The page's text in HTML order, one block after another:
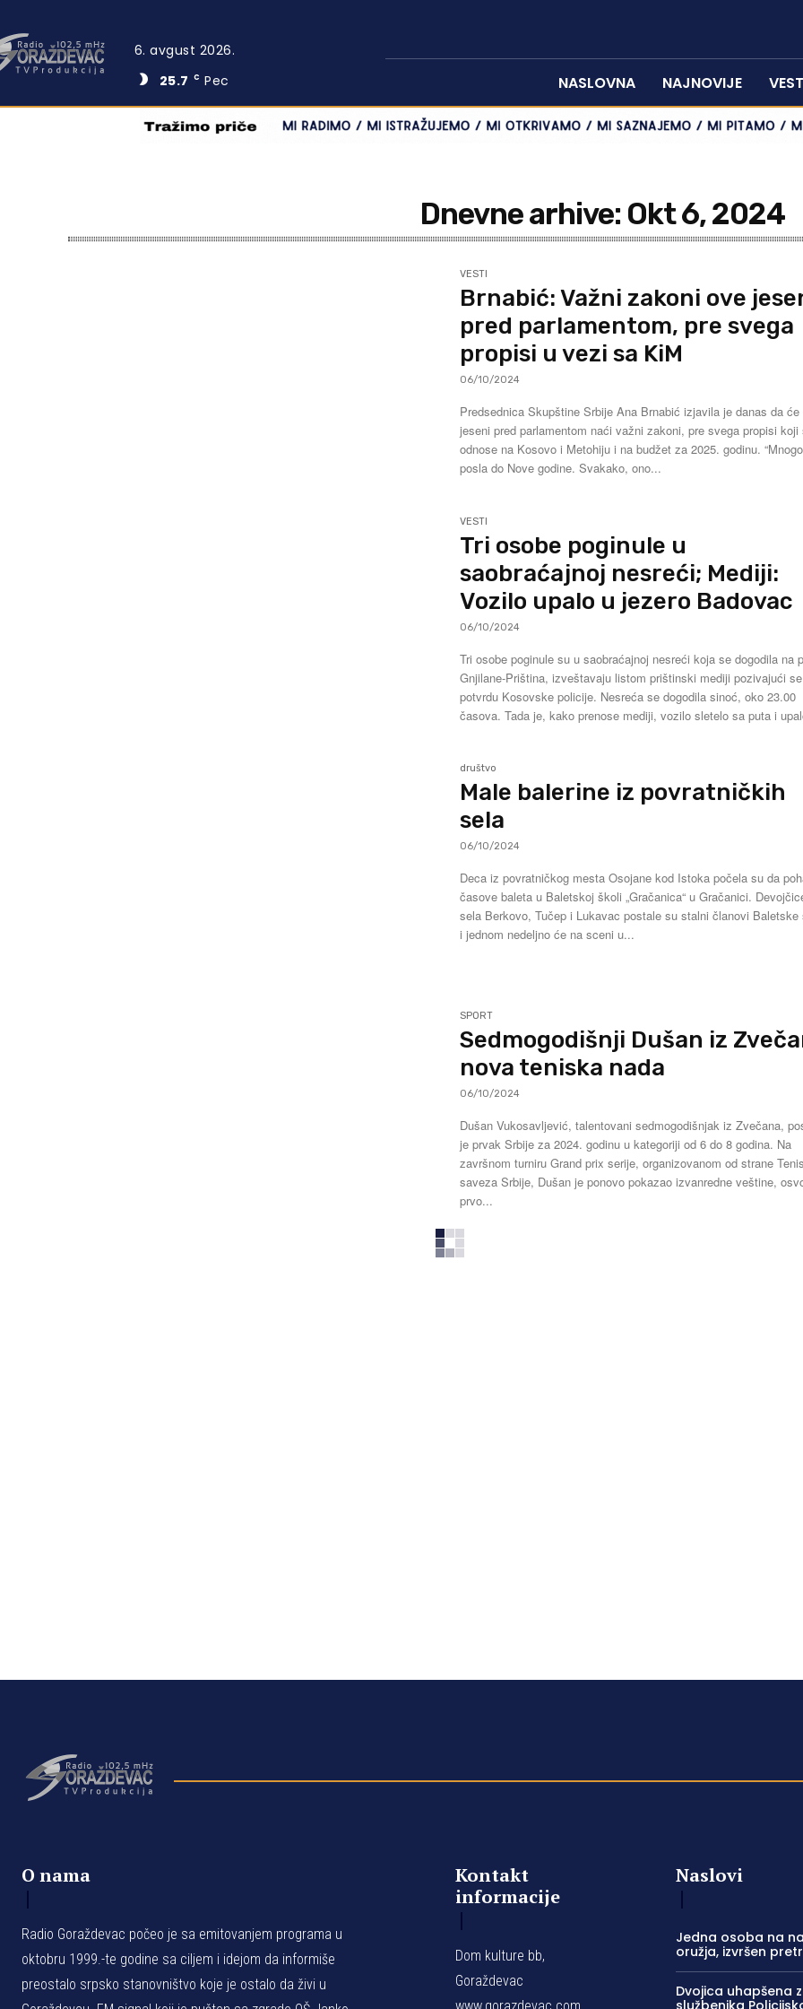
6. avgust 2026.
25.7
C Pec NASLOVNA NAJNOVIJE
Dnevne arhive: Okt 6, 2024
VESTI
Brnabić: Važni zakoni ove
pred parlamentom, pre svega
propisi u vezi sa KiM
06/10/2024
Predsednica Skupštine Srbije Ana Brnabić izjavila je danas da će
jeseni pred parlamentom naći važni zakoni, pre svega propisi koji
odnose na Kosovo i Metohiju i na budžet za 2025. godinu. “Mnogo
posla do Nove godine. Svakako, ono...
VESTI
Tri osobe poginule u
saobraćajnoj nesreći; Mediji:
Vozilo upalo u jezero Badovac
06/10/2024
Tri osobe poginule su u saobraćajnoj nesreći koja se dogodila na
Gnjilane-Priština, izveštavaju listom prištinski mediji pozivajući
potvrdu Kosovske policije. Nesreća se dogodila sinoć, oko 23.00
časova. Tada je, kako prenose mediji, vozilo sletelo sa puta i
društvo
Male balerine iz povratničkih
sela
06/10/2024
Deca iz povratničkog mesta Osojane kod Istoka počela su da
časove baleta u Baletskoj školi „Gračanica“ u Gračanici.
sela Berkovo, Tučep i Lukavac postale su stalni članovi Baletske
i jednom nedeljno će na sceni u...
SPORT
Sedmogodišnji Dušan iz
nova teniska nada
06/10/2024
Dušan Vukosavljević, talentovani sedmogodišnjak iz Zvečana,
je prvak Srbije za 2024. godinu u kategoriji od 6 do 8 godina. Na
završnom turniru Grand prix serije, organizovanom od strane
saveza Srbije, Dušan je ponovo pokazao izvanredne veštine,
prvo...
O nama
Radio Goraždevac počeo je sa emitovanjem programa u
oktobru 1999.-te godine sa ciljem i idejom da informiše
preostalo srpsko stanovništvo koje je ostalo da živi u
Kontakt
informacije
Dom kulture bb,
Goraždevac
Naslovi
Jedna osoba na
oružja, izvršen
Dvojica uhapšena
službenika